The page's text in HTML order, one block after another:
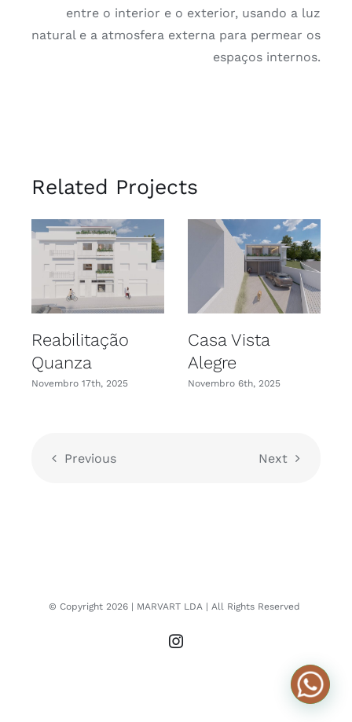
entre o interior e o exterior, usando a luz
natural e a atmosfera externa para permear os
espaços internos.
Related Projects
Reabilitação
Quanza
Novembro 17th, 2025
Casa Vista
Alegre
Novembro 6th, 2025
Previous Next
© Copyright 2026 | MARVART LDA | All Rights Reserved
Instagram